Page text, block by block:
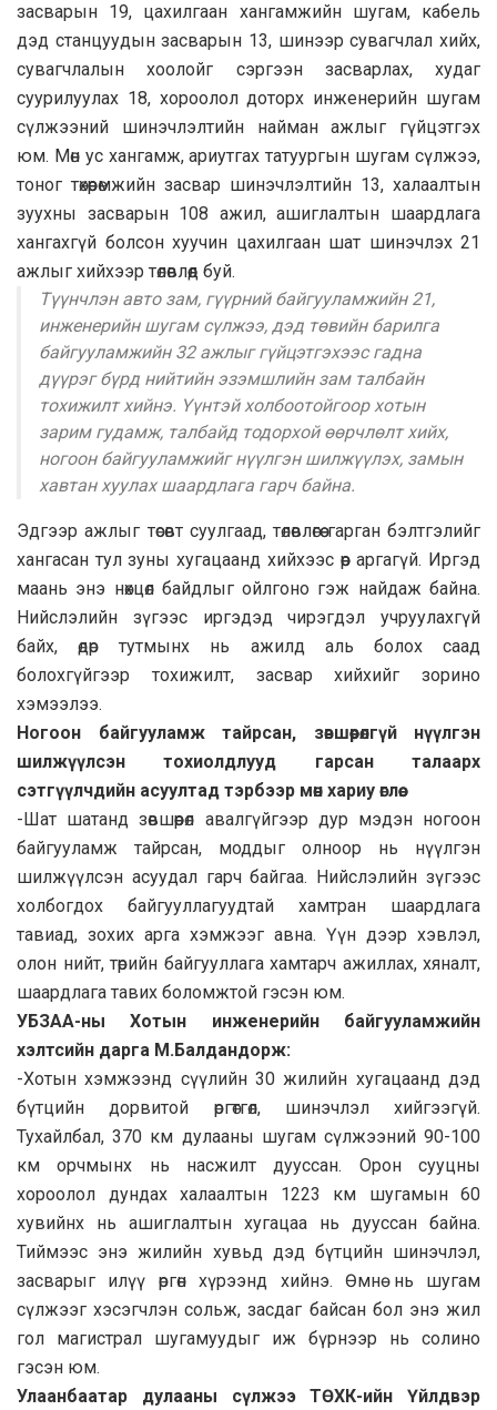
засварын 19, цахилгаан хангамжийн шугам, кабель
дэд станцуудын засварын 13, шинээр сувагчлал хийх,
сувагчлалын хоолойг сэргээн засварлах, худаг
суурилуулах 18, хороолол доторх инженерийн шугам
сүлжээний шинэчлэлтийн найман ажлыг гүйцэтгэх
юм. Мөн ус хангамж, ариутгах татуургын шугам сүлжээ,
тоног төхөөрөмжийн засвар шинэчлэлтийн 13, халаалтын
зуухны засварын 108 ажил, ашиглалтын шаардлага
хангахгүй болсон хуучин цахилгаан шат шинэчлэх 21
ажлыг хийхээр төлөвлөөд буй.
Түүнчлэн авто зам, гүүрний байгууламжийн 21,
инженерийн шугам сүлжээ, дэд төвийн барилга
байгууламжийн 32 ажлыг гүйцэтгэхээс гадна
дүүрэг бүрд нийтийн эзэмшлийн зам талбайн
тохижилт хийнэ. Үүнтэй холбоотойгоор хотын
зарим гудамж, талбайд тодорхой өөрчлөлт хийх,
ногоон байгууламжийг нүүлгэн шилжүүлэх, замын
хавтан хуулах шаардлага гарч байна.
Эдгээр ажлыг төсөвт суулгаад, төлөвлөгөө гарган бэлтгэлийг
хангасан тул зуны хугацаанд хийхээс өөр аргагүй. Иргэд
маань энэ нөхцөл байдлыг ойлгоно гэж найдаж байна.
Нийслэлийн зүгээс иргэдэд чирэгдэл учруулахгүй
байх, өдөр тутмынх нь ажилд аль болох саад
болохгүйгээр тохижилт, засвар хийхийг зорино
хэмээлээ.
Ногоон байгууламж тайрсан, зөвшөөрөлгүй нүүлгэн
шилжүүлсэн тохиолдлууд гарсан талаарх
сэтгүүлчдийн асуултад тэрбээр мөн хариу өглөө.
-Шат шатанд зөвшөөрөл авалгүйгээр дур мэдэн ногоон
байгууламж тайрсан, моддыг олноор нь нүүлгэн
шилжүүлсэн асуудал гарч байгаа. Нийслэлийн зүгээс
холбогдох байгууллагуудтай хамтран шаардлага
тавиад, зохих арга хэмжээг авна. Үүн дээр хэвлэл,
олон нийт, төрийн байгууллага хамтарч ажиллах, хяналт,
шаардлага тавих боломжтой гэсэн юм.
УБЗАА-ны Хотын инженерийн байгууламжийн
хэлтсийн дарга М.Балдандорж:
-Хотын хэмжээнд сүүлийн 30 жилийн хугацаанд дэд
бүтцийн дорвитой өргөтгөл, шинэчлэл хийгээгүй.
Тухайлбал, 370 км дулааны шугам сүлжээний 90-100
км орчмынх нь насжилт дууссан. Орон сууцны
хороолол дундах халаалтын 1223 км шугамын 60
хувийнх нь ашиглалтын хугацаа нь дууссан байна.
Тиймээс энэ жилийн хувьд дэд бүтцийн шинэчлэл,
засварыг илүү өргөн хүрээнд хийнэ. Өмнө нь шугам
сүлжээг хэсэгчлэн сольж, засдаг байсан бол энэ жил
гол магистрал шугамуудыг иж бүрнээр нь солино
гэсэн юм.
Улаанбаатар дулааны сүлжээ ТӨХК-ийн Үйлдвэр